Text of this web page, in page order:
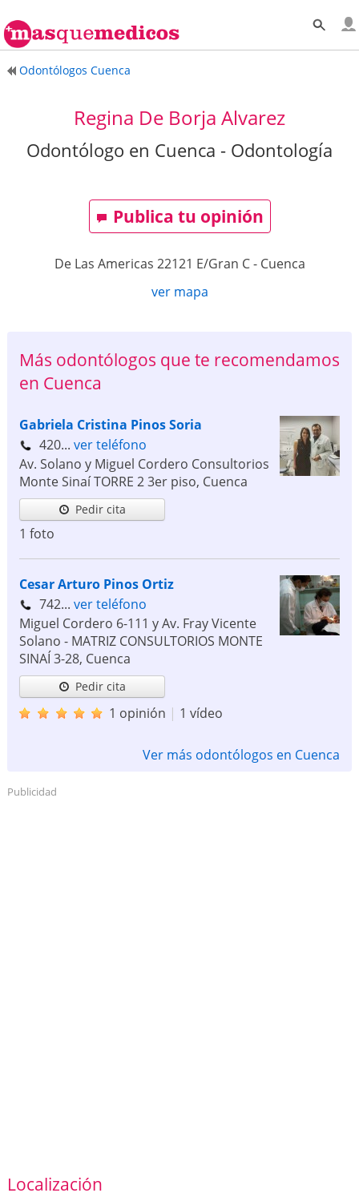
Odontólogos Cuenca
Regina De Borja Alvarez
Odontólogo en Cuenca - Odontología
Publica tu opinión
De Las Americas 22121 E/Gran C- Cuenca
ver mapa
Más odontólogos que te recomendamos
en Cuenca
Gabriela Cristina Pinos Soria
420... ver teléfono
Av. Solano y Miguel Cordero Consultorios
Monte Sinaí TORRE 2 3er piso, Cuenca
Pedir cita
1 foto
Cesar Arturo Pinos Ortiz
742... ver teléfono
Miguel Cordero 6-111 y Av. Fray Vicente
Solano - MATRIZ CONSULTORIOS MONTE
SINAÍ 3-28, Cuenca
Pedir cita
1 opinión | 1 vídeo
Ver más odontólogos en Cuenca
Publicidad
Localización